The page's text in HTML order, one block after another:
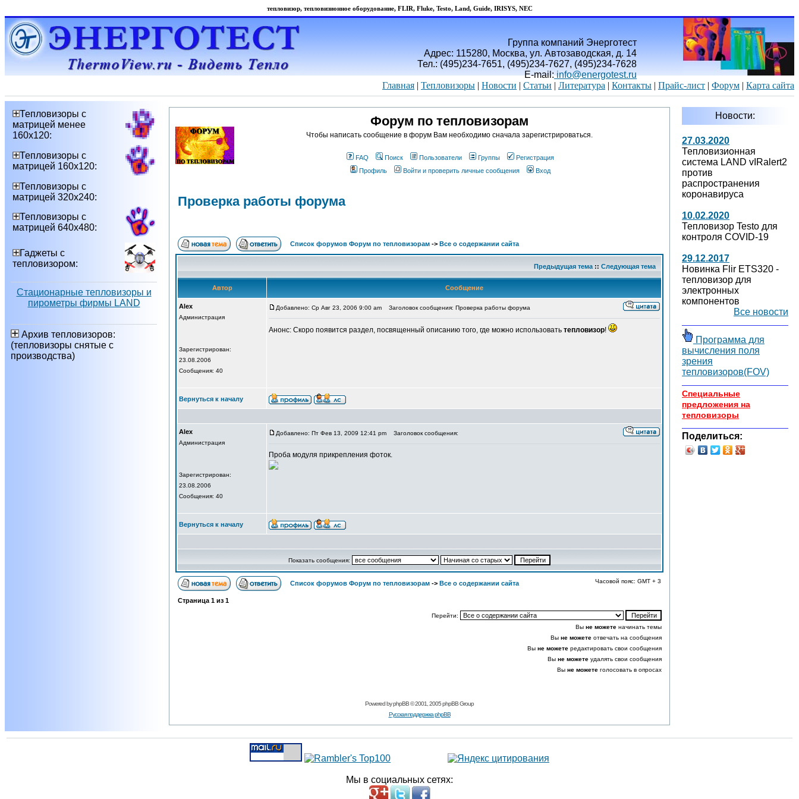
тепловизор, тепловизионное оборудование, FLIR, Fluke, Testo, Land, Guide, IRISYS, NEC
Группа компаний Энерготест
Адрес: 115280, Москва, ул. Автозаводская, д. 14
Тел.: (495)234-7651, (495)234-7627, (495)234-7628
E-mail:info@energotest.ru
Главная | Тепловизоры | Новости | Статьи | Литература | Контакты | Прайс-лист | Форум | Карта сайта
Тепловизоры с
матрицей менее
160х120:
Тепловизоры с
матрицей 160х120:
Тепловизоры с
матрицей 320х240:
Тепловизоры с
матрицей 640х480:
Гаджеты с
тепловизором:
Стационарные тепловизоры и
пирометры фирмы LAND
Архив тепловизоров:
(тепловизоры снятые с
производства)
Форум по тепловизорам
Чтобы написать сообщение в форум Вам необходимо сначала зарегистрироваться.
FAQ Поиск Пользователи Группы
Регистрация
Профиль
Войти и проверить личные сообщения Вход
Проверка работы форума
Список форумов Форум по тепловизорам -> Все о содержании сайта
Предыдущая тема :: Следующая тема
Автор Сообщение
Alex
Администрация
Зарегистрирован:
23.08.2006
Сообщения: 40
Добавлено: Ср Авг 23, 2006 9:00 am Заголовок сообщения: Проверка работы форума
Анонс: Скоро появится раздел, посвященный описанию того, где можно использовать тепловизор!
Вернуться к началу
Alex
Администрация
Зарегистрирован:
23.08.2006
Сообщения: 40
Добавлено: Пт Фев 13, 2009 12:41 pm Заголовок сообщения:
Проба модуля прикрепления фоток.
Вернуться к началу
Показать сообщения:
Список форумов Форум по тепловизорам -> Все о содержании сайта Часовой пояс: GMT + 3
Страница 1 из 1
Перейти:
Вы не можете начинать темы
Вы не можете отвечать на сообщения
Вы не можете редактировать свои сообщения
Вы не можете удалять свои сообщения
Вы не можете голосовать в опросах
Powered byphpBB© 2001, 2005 phpBB Group
Русская поддержка phpBB
Новости:
27.03.2020
Тепловизионная
система LAND vIRalert2
против
распространения
коронавируса
10.02.2020
Тепловизор Testo для
контроля COVID-19
29.12.2017
Новинка Flir ETS320 -
тепловизор для
электронных
компонентов
Все новости
Программа для
вычисления поля
зрения
тепловизоров(FOV)
Специальные
предложения на
тепловизоры
Поделиться:
Мы в социальных сетях: